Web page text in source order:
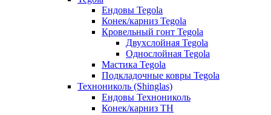
Ендовы Tegola
Конек/карниз Tegola
Кровельный гонт Tegola
Двухслойная Tegola
Однослойная Tegola
Мастика Tegola
Подкладочные ковры Tegola
Технониколь (Shinglas)
Ендовы Технониколь
Конек/карниз ТН